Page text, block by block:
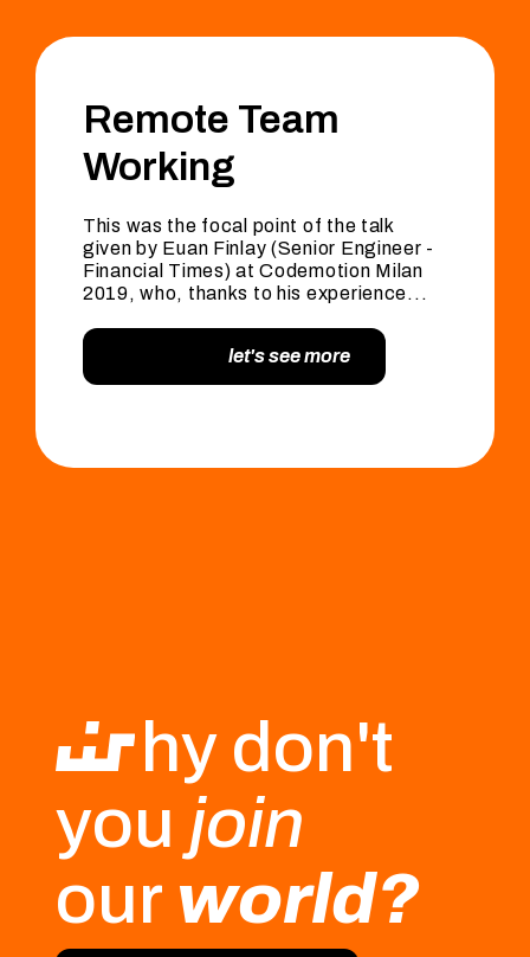
Remote Team
Working
This was the focal point of the talk
given by Euan Finlay (Senior Engineer -
Financial Times) at Codemotion Milan
2019, who, thanks to his experience...
let's see more
hy don't
you join
our world?